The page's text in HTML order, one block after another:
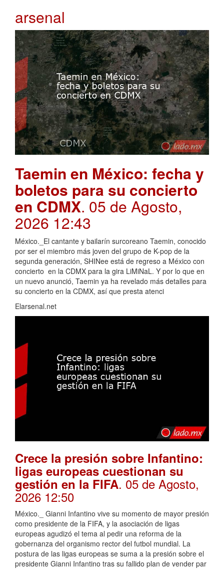
arsenal
Taemin en México: fecha y
boletos para su concierto
en CDMX. 05 de Agosto,
2026 12:43
México._El cantante y bailarín surcoreano Taemin, conocido
por ser el miembro más joven del grupo de K-pop de la
segunda generación, SHINee está de regreso a México con
concierto en la CDMX para la gira LiMiNaL. Y por lo que en
un nuevo anunció, Taemin ya ha revelado más detalles para
su concierto en la CDMX, así que presta atenci
Elarsenal.net
Crece la presión sobre Infantino:
ligas europeas cuestionan su
gestión en la FIFA. 05 de Agosto,
2026 12:50
México._ Gianni Infantino vive su momento de mayor presión
como presidente de la FIFA, y la asociación de ligas
europeas agudizó el tema al pedir una reforma de la
gobernanza del organismo rector del futbol mundial. La
postura de las ligas europeas se suma a la presión sobre el
presidente Gianni Infantino tras su fallido plan de vender par